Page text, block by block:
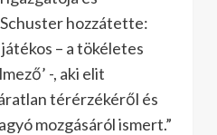
hozzátette:
– a tökéletes
-, aki elit
térérzékéről és
mozgásáról ismert.”